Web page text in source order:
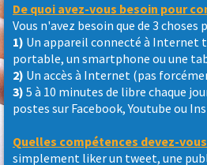
De quoi avez-vous besoin pour
Vous n'avez besoin que de 3 choses
1) Un appareil connecté à Internet
portable, un smartphone ou une
2) Un accès à Internet (pas
3) 5 à 10 minutes de libre chaque
postes sur Facebook, Youtube ou
Quelles compétences devez-
simplement liker un tweet, une